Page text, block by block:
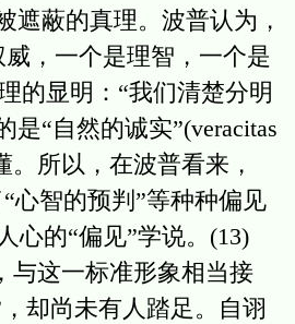
蔽的真理。波普认为，
，一个是理智，一个是
的显明：“我们清楚分明
“自然的诚实”(veracitas
所以，在波普看来，
心智的预判”等种种偏见
心的“偏见”学说。(13)
这一标准形象相当接
却尚未有人踏足。自诩